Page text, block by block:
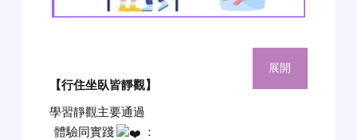
【行住坐臥皆靜觀】
學習靜觀主要通過
體驗同實踐
：
展開